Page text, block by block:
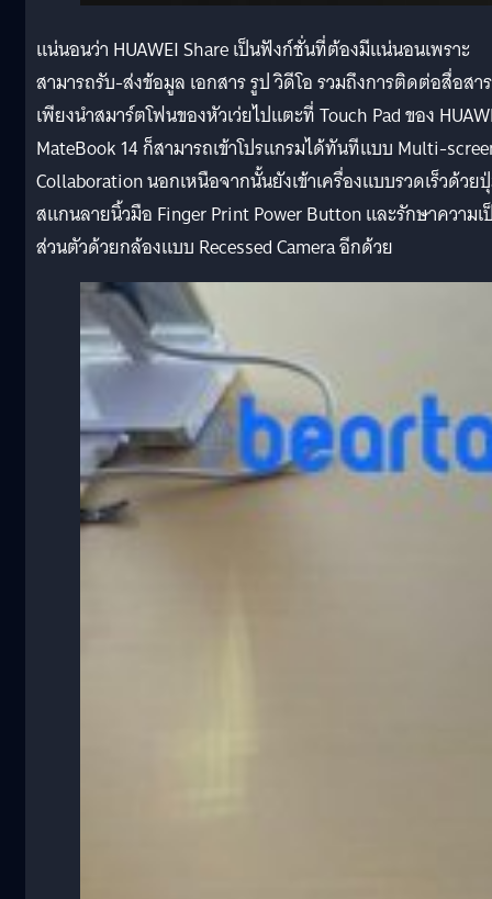
แน่นอนว่า HUAWEI Share เป็นฟังก์ชั่นที่ต้องมีแน่นอนเพราะ
สามารถรับ-ส่งข้อมูล เอกสาร รูป วิดีโอ รวมถึงการติดต่อสื่อสาร
เพียงนำสมาร์ตโฟนของหัวเว่ยไปแตะที่ Touch Pad ของ
MateBook 14 ก็สามารถเข้าโปรแกรมได้ทันทีแบบ Multi-
Collaboration นอกเหนือจากนั้นยังเข้าเครื่องแบบรวดเร็วด้วย
สแกนลายนิ้วมือ Finger Print Power Button และรักษาความเ
ส่วนตัวด้วยกล้องแบบ Recessed Camera อีกด้วย